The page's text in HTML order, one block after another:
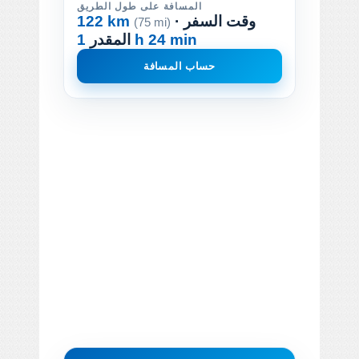
المسافة على طول الطريق
122 km (75 mi) · وقت السفر
المقدر 1 h 24 min
حساب المسافة